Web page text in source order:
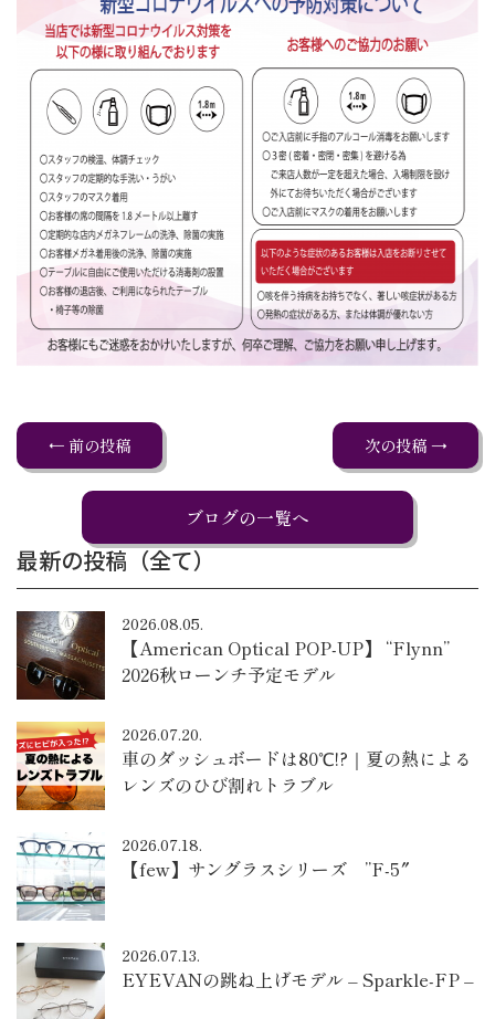
← 前の投稿 次の投稿 →
ブログの一覧へ
最新の投稿（全て）
2026.08.05.
【American Optical POP-UP】 “Flynn”
2026秋ローンチ予定モデル
2026.07.20.
車のダッシュボードは80℃!?｜夏の熱による
レンズのひび割れトラブル
2026.07.18.
【few】サングラスシリーズ ”F-5″
2026.07.13.
EYEVANの跳ね上げモデル – Sparkle-FP –